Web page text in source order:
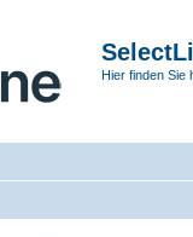
Hier finden Sie